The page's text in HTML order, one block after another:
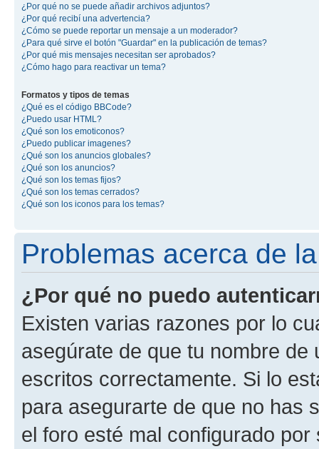
¿Por qué no se puede añadir archivos adjuntos?
¿Por qué recibí una advertencia?
¿Cómo se puede reportar un mensaje a un moderador?
¿Para qué sirve el botón "Guardar" en la publicación de temas?
¿Por qué mis mensajes necesitan ser aprobados?
¿Cómo hago para reactivar un tema?
Formatos y tipos de temas
¿Qué es el código BBCode?
¿Puedo usar HTML?
¿Qué son los emoticonos?
¿Puedo publicar imagenes?
¿Qué son los anuncios globales?
¿Qué son los anuncios?
¿Qué son los temas fijos?
¿Qué son los temas cerrados?
¿Qué son los iconos para los temas?
Problemas acerca de
¿Por qué no puedo
Existen varias razones por lo
asegúrate de que tu nombre
escritos correctamente. Si lo
para asegurarte de que no has
el foro esté mal configurado